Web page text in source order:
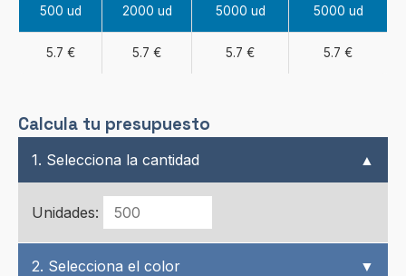
500 ud
2000 ud
5000 ud
5000 ud
5.7 € 5.7 € 5.7 € 5.7 €
Calcula tu presupuesto
1. Selecciona la cantidad ▲
Unidades:
2. Selecciona el color ▼